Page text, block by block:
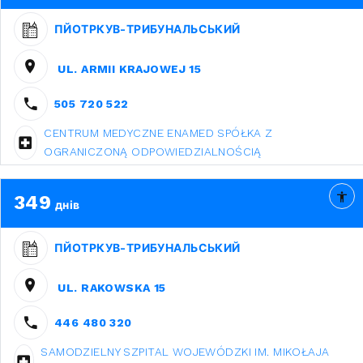
ПЙОТРКУВ-ТРИБУНАЛЬСЬКИЙ
UL. ARMII KRAJOWEJ 15
505 720 522
CENTRUM MEDYCZNE ENAMED SPÓŁKA Z
OGRANICZONĄ ODPOWIEDZIALNOŚCIĄ
349 днів
ПЙОТРКУВ-ТРИБУНАЛЬСЬКИЙ
UL. RAKOWSKA 15
446 480 320
SAMODZIELNY SZPITAL WOJEWÓDZKI IM. MIKOŁAJA